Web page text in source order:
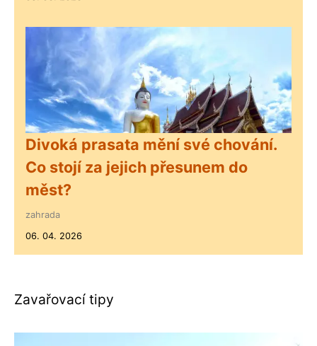
Divoká prasata mění své chování.
Co stojí za jejich přesunem do
měst?
zahrada
06. 04. 2026
Zavařovací tipy